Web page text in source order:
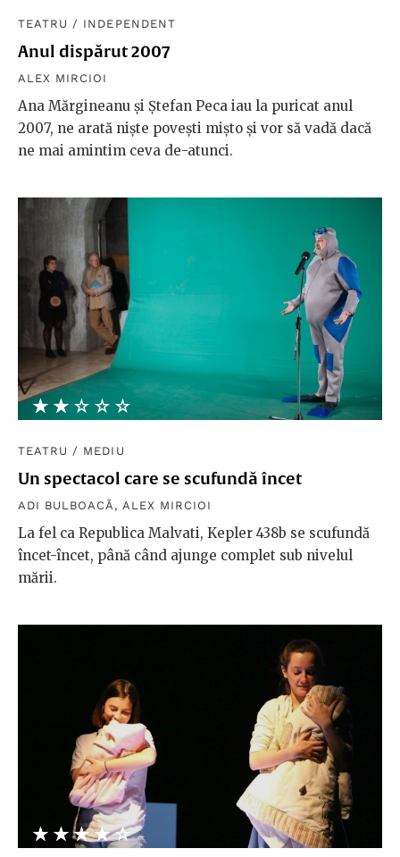
TEATRU / INDEPENDENT
Anul dispărut 2007
ALEX MIRCIOI
Ana Mărgineanu şi Ştefan Peca iau la puricat anul
2007, ne arată nişte poveşti mişto şi vor să vadă dacă
ne mai amintim ceva de-atunci.
★★★★★
☆☆☆☆☆
TEATRU / MEDIU
Un spectacol care se scufundă încet
ADI BULBOACĂ , ALEX MIRCIOI
La fel ca Republica Malvati, Kepler 438b se scufundă
încet-încet, până când ajunge complet sub nivelul
mării.
★★★★★
☆☆☆☆☆